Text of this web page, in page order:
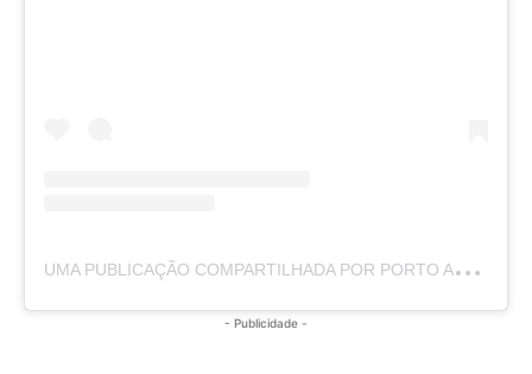
U
MA PUBLICAÇÃO COMPARTILHADA POR PORTO ALEGRE CAPITAL DOS GAÚCHOS (@PORTOALEGRE)
- Publicidade -